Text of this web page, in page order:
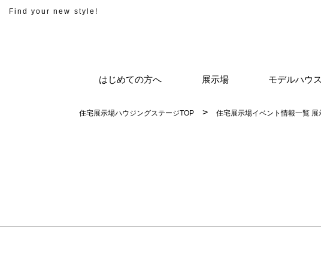
Find your new style!
はじめての方へ 展示場 モデルハウス
住宅展示場ハウジングステージTOP 住宅展示場イベント情報一覧 展